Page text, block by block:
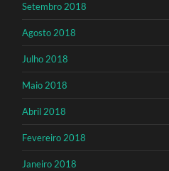
Setembro 2018
Agosto 2018
Julho 2018
Maio 2018
Abril 2018
Fevereiro 2018
Janeiro 2018